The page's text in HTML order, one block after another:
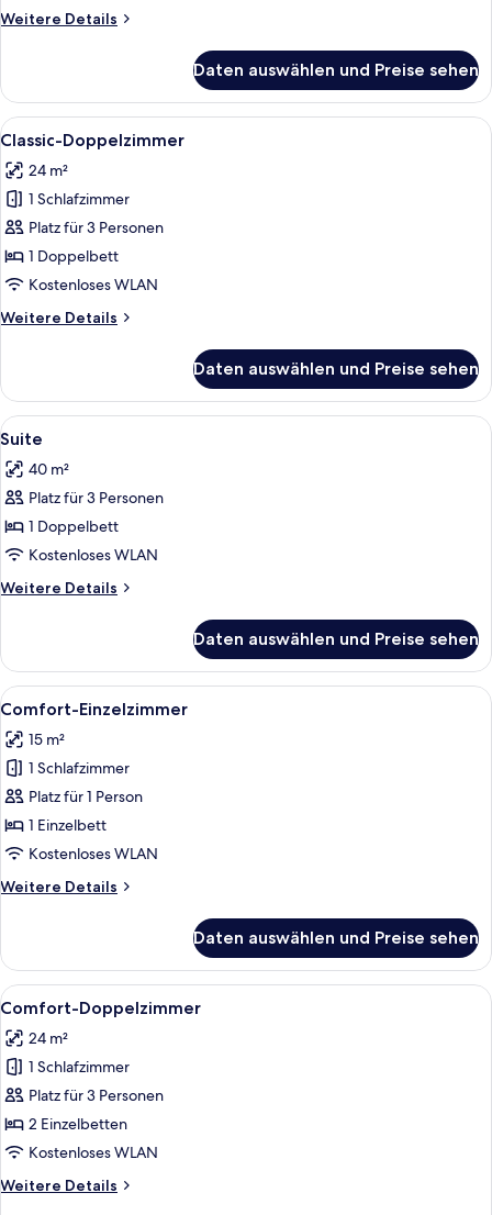
Weitere Details
Weitere
Einzelzimmer
Daten auswählen und Preise sehen
Alle
Fotos
für
Classic-
Doppelzimmer
anzeigen
Ein Hotelzimmer mit Bett, Sofa,
9
Classic-Doppelzimmer
24 m²
1 Schlafzimmer
Platz für 3 Personen
1 Doppelbett
Kostenloses WLAN
Weitere Details
Weitere
Doppelzimmer
Daten auswählen und Preise sehen
Alle
Fotos
für
Suite
anzeigen
Ein Hotelzimmer mit Fernseher,
7
Suite
40 m²
Platz für 3 Personen
1 Doppelbett
Kostenloses WLAN
Weitere Details
Weitere
Daten auswählen und Preise sehen
Alle
Fotos
für
Comfort-
Einzelzimmer
anzeigen
Ein Hotelzimmer mit Bett,
5
Comfort-Einzelzimmer
15 m²
1 Schlafzimmer
Platz für 1 Person
1 Einzelbett
Kostenloses WLAN
Weitere Details
Weitere
Einzelzimmer
Daten auswählen und Preise sehen
Alle
Fotos
für
Comfort-
Doppelzimmer
anzeigen
Ein modernes Hotelzimmer mit
6
Comfort-Doppelzimmer
24 m²
1 Schlafzimmer
Platz für 3 Personen
2 Einzelbetten
Kostenloses WLAN
Weitere Details
Weitere